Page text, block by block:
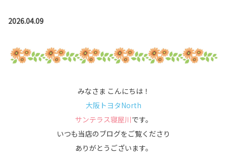
2026.04.09
みなさま こんにちは！
大阪トヨタNorth
サンテラス寝屋川です。
いつも当店のブログをご覧くださり
ありがとうございます。